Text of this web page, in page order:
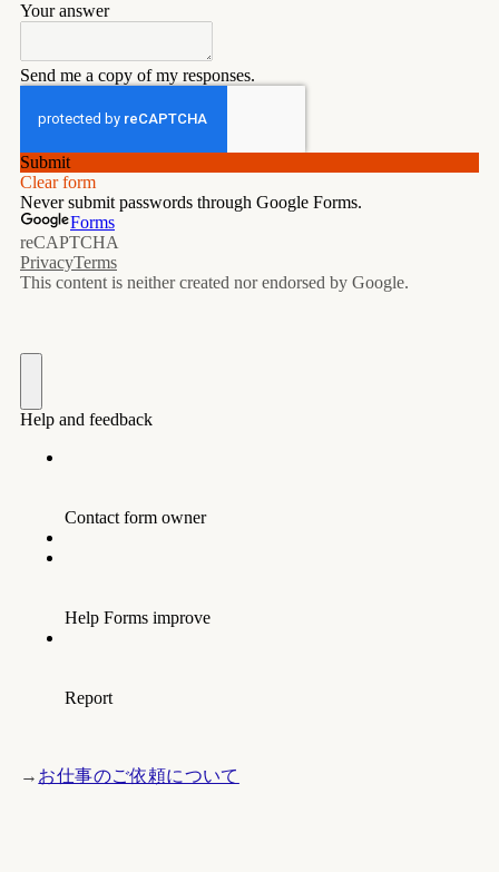
→ お仕事のご依頼について